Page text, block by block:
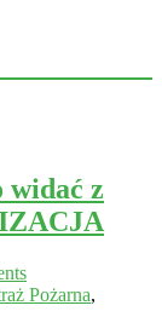
widać z
Pożarna,